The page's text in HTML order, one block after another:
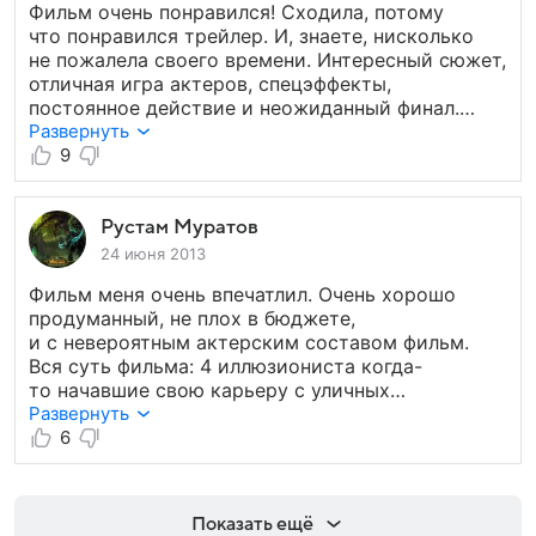
Фильм очень понравился! Сходила, потому
что понравился трейлер. И, знаете, нисколько
не пожалела своего времени. Интересный сюжет,
отличная игра актеров, спецэффекты,
постоянное действие и неожиданный финал.
Лёгкий фильм для компании. Меня он просто
заворожил своим волшебством. В общем,
рекомендую к просмотру.
Развернуть
9
Рустам Муратов
24 июня 2013
Фильм меня очень впечатлил. Очень хорошо
продуманный, не плох в бюджете,
и с невероятным актерским составом фильм.
Вся суть фильма: 4 иллюзиониста когда-
то начавшие свою карьеру с уличных
представлений выбираются на большую эстраду
покоряя публику своими умениями, тем самым
привлекая внимание полиции. Фильм о том как
Развернуть
6
Показать ещё